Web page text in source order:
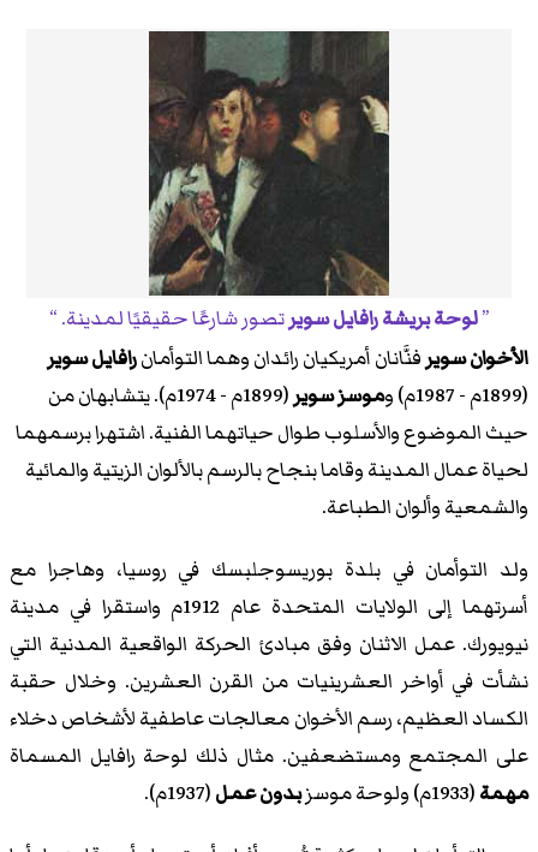
لوحة بريشة رافايل سويرتصور شارعًا حقيقيًا لمدينة.
الأخوان سويرفنَّانان أمريكيان رائدان وهما التوأمانرافايل سوير
(1899م - 1987م) و
موسز سوير
(1899م - 1974م). يتشابهان من
حيث الموضوع والأسلوب طوال حياتهما الفنية. اشتهرا برسمهما
لحياة عمال المدينة وقاما بنجاح بالرسم بالألوان الزيتية والمائية
والشمعية وألوان الطباعة.
ولد التوأمان في بلدة بوريسوجلبسك في روسيا، وهاجرا مع
أسرتهما إلى الولايات المتحدة عام 1912م واستقرا في مدينة
نيويورك. عمل الاثنان وفق مبادئ الحركة الواقعية المدنية التي
نشأت في أواخر العشرينيات من القرن العشرين. وخلال حقبة
الكساد العظيم، رسم الأخوان معالجات عاطفية لأشخاص دخلاء
على المجتمع ومستضعفين. مثال ذلك لوحة رافايل المسماة
مهمة(1933م) ولوحة موسز بدون عمل(1937م).